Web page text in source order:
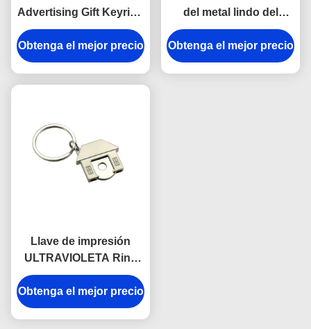
Advertising Gift Keyring
del esmalte del hierro
del auricular
Obtenga el mejor precio
del metal lindo del
casco de Pantone del
recuerdo esmalta el
grueso de Iron Man 3m
Obtenga el mejor precio
Llave de impresión
ULTRAVIOLETA Ring
Holder del metal de la
casa de la carretilla del
llavero lindo simbólico
Obtenga el mejor precio